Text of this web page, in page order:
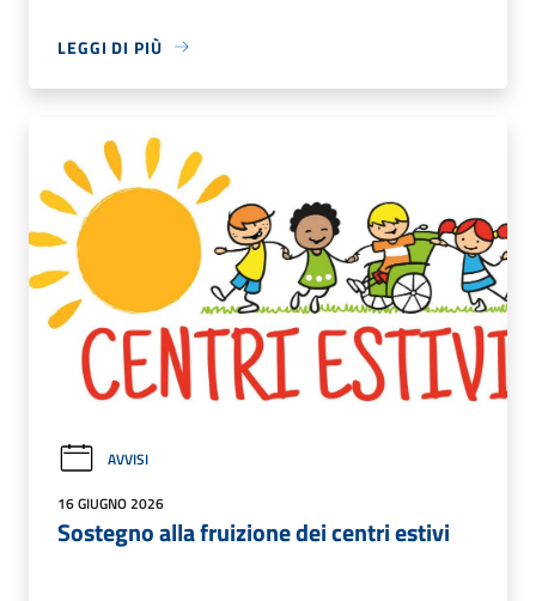
LEGGI DI PIÙ
AVVISI
16 GIUGNO 2026
Sostegno alla fruizione dei centri estivi